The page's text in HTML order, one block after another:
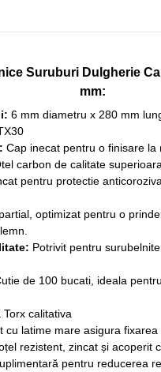
Suruburi Dulgherie
mm:
6 mm diametru x 280 mm
Cap inecat pentru o finisare la
carbon de calitate superioara.
pentru protectie
optimizat pentru o
Potrivit pentru
de 100 bucati, ideala
calitativa
cu latime mare asigura fixarea
rezistent, zincat și acoperit
pentru reducerea